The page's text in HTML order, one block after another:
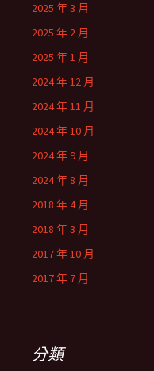
2025 年 3 月
2025 年 2 月
2025 年 1 月
2024 年 12 月
2024 年 11 月
2024 年 10 月
2024 年 9 月
2024 年 8 月
2018 年 4 月
2018 年 3 月
2017 年 10 月
2017 年 7 月
分類